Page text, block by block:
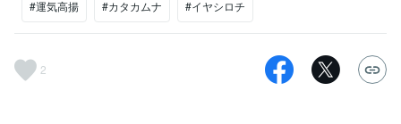
#運気高揚 #カタカムナ #イヤシロチ
2